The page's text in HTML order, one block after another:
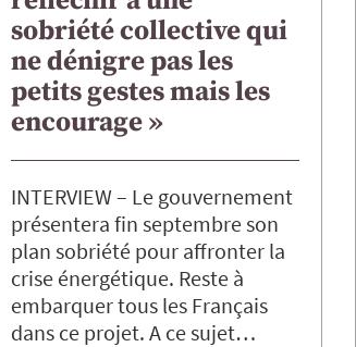
sobriété collective qui
ne dénigre pas les
petits gestes mais les
encourage »
INTERVIEW – Le gouvernement
présentera fin septembre son
plan sobriété pour affronter la
crise énergétique. Reste à
embarquer tous les Français
dans ce projet. A ce sujet…